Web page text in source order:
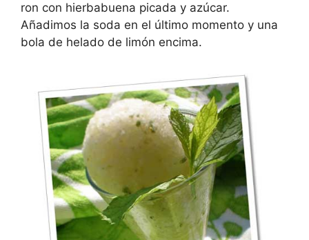
ron con hierbabuena picada y azúcar.
Añadimos la soda en el último momento y una
bola de helado de limón encima.